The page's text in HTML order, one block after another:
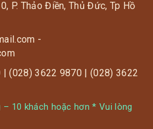
P. Thảo Điền, Thủ Đức, Tp Hồ
-
(028) 3622 9870 | (028) 3622
10 khách hoặc hơn * Vui lòng